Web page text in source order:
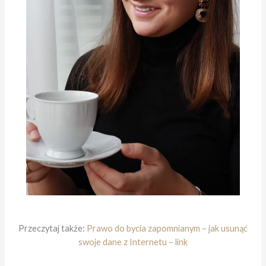
Przeczytaj także: Prawo do bycia zapomnianym – jak usunąć
swoje dane z Internetu – link